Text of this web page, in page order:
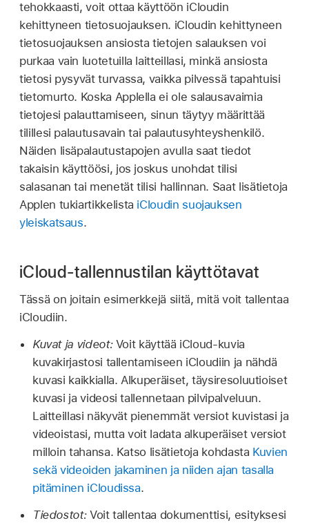
tehokkaasti, voit ottaa käyttöön iCloudin
kehittyneen tietosuojauksen. iCloudin kehittyneen
tietosuojauksen ansiosta tietojen salauksen voi
purkaa vain luotetuilla laitteillasi, minkä ansiosta
tietosi pysyvät turvassa, vaikka pilvessä tapahtuisi
tietomurto. Koska Applella ei ole salausavaimia
tietojesi palauttamiseen, sinun täytyy määrittää
tilillesi palautusavain tai palautusyhteyshenkilö.
Näiden lisäpalautustapojen avulla saat tiedot
takaisin käyttöösi, jos joskus unohdat tilisi
salasanan tai menetät tilisi hallinnan. Saat lisätietoja
Applen tukiartikkelista iCloudin suojauksen
yleiskatsaus.
iCloud-tallennustilan käyttötavat
Tässä on joitain esimerkkejä siitä, mitä voit tallentaa
iCloudiin.
Kuvat ja videot: Voit käyttää iCloud-kuvia
kuvakirjastosi tallentamiseen iCloudiin ja nähdä
kuvasi kaikkialla. Alkuperäiset, täysiresoluutioiset
kuvasi ja videosi tallennetaan pilvipalveluun.
Laitteillasi näkyvät pienemmät versiot kuvistasi ja
videoistasi, mutta voit ladata alkuperäiset versiot
milloin tahansa. Katso lisätietoja kohdasta Kuvien
sekä videoiden jakaminen ja niiden ajan tasalla
pitäminen iCloudissa.
Tiedostot: Voit tallentaa dokumenttisi, esityksesi